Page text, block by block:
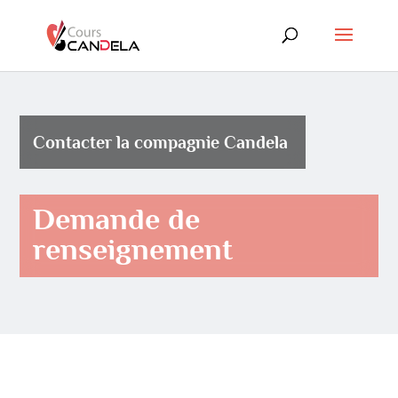
Contacter la compagnie Candela
Demande de
renseignement